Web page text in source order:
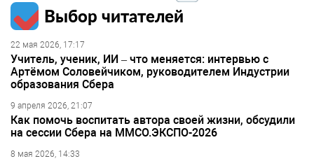
Выбор читателей
22 мая 2026, 17:17
Учитель, ученик, ИИ – что меняется: интервью с
Артёмом Соловейчиком, руководителем Индустрии
образования Сбера
9 апреля 2026, 21:07
Как помочь воспитать автора своей жизни, обсудили
на сессии Сбера на ММСО.ЭКСПО-2026
8 мая 2026, 14:33